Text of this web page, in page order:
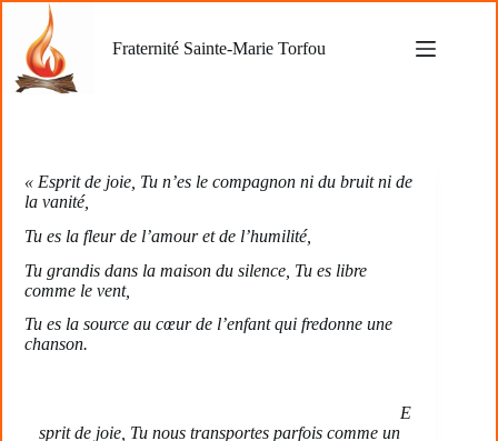
contenu
Fraternité Sainte-Marie Torfou
« Esprit de joie, Tu n’es le compagnon ni du bruit ni de
la vanité,
Tu es la fleur de l’amour et de l’humilité,
Tu grandis dans la maison du silence, Tu es libre
comme le vent,
Tu es la source au cœur de l’enfant qui fredonne une
chanson.
E
sprit de joie, Tu nous transportes parfois comme un